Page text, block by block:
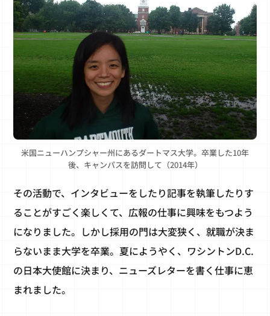
米国ニューハンプシャー州にあるダートマス大学。卒業した10年
後、キャンパスを訪問して（2014年）
その活動で、インタビューをしたり記事を執筆したりす
ることがすごく楽しくて、広報の仕事に興味をもつよう
になりました。しかし採用の門は大変狭く、就職が決ま
らないまま大学を卒業。夏にようやく、ワシントンD.C.
の日本大使館に決まり、ニューズレターを書く仕事に恵
まれました。